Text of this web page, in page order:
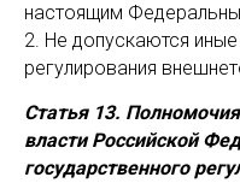
настоящим
2. Не допускаются
регулирования
Статья 13.
власти Российской
государственного